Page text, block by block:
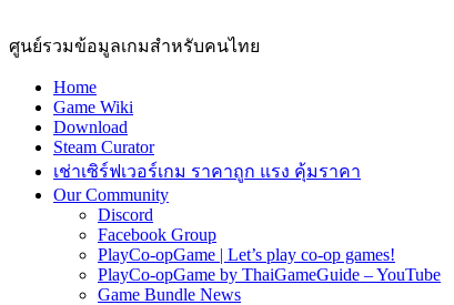
ศูนย์รวมข้อมูลเกมสำหรับคนไทย
Primary
Menu
Home
Game Wiki
Download
Steam Curator
เช่าเซิร์ฟเวอร์เกม ราคาถูก แรง คุ้มราคา
Our Community
Discord
Facebook Group
PlayCo-opGame | Let’s play co-op games!
PlayCo-opGame by ThaiGameGuide – YouTube
Game Bundle News